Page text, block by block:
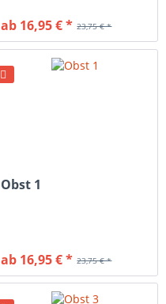
23,75 € *
ab 16,95 € *
Obst 1
23,75 € *
ab 16,95 € *